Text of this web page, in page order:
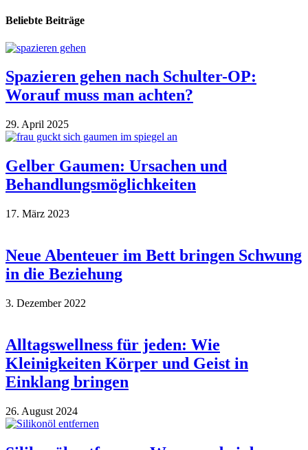
Beliebte Beiträge
Spazieren gehen nach Schulter-OP:
Worauf muss man achten?
29. April 2025
Gelber Gaumen: Ursachen und
Behandlungsmöglichkeiten
17. März 2023
Neue Abenteuer im Bett bringen Schwung
in die Beziehung
3. Dezember 2022
Alltagswellness für jeden: Wie
Kleinigkeiten Körper und Geist in
Einklang bringen
26. August 2024